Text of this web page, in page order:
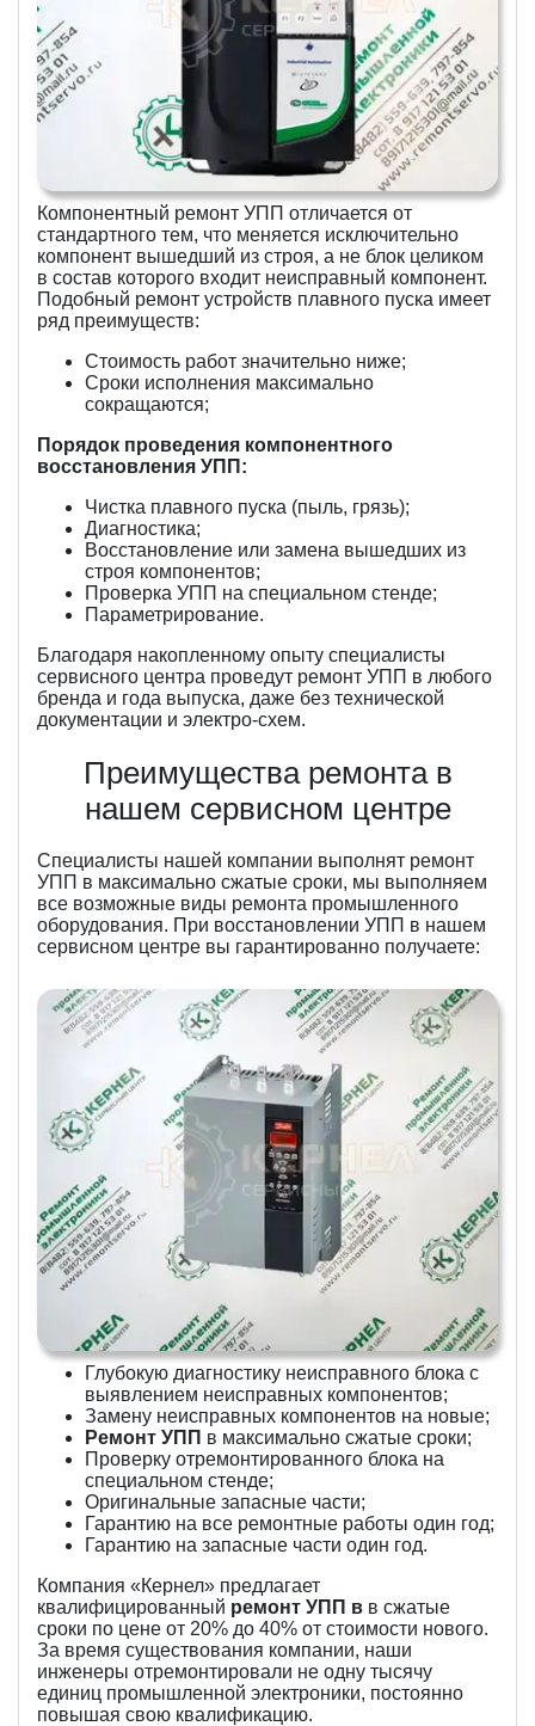
Компонентный ремонт УПП отличается от
стандартного тем, что меняется исключительно
компонент вышедший из строя, а не блок целиком
в состав которого входит неисправный компонент.
Подобный ремонт устройств плавного пуска имеет
ряд преимуществ:
Стоимость работ значительно ниже;
Сроки исполнения максимально
сокращаются;
Порядок проведения компонентного
восстановления УПП:
Чистка плавного пуска (пыль, грязь);
Диагностика;
Восстановление или замена вышедших из
строя компонентов;
Проверка УПП на специальном стенде;
Параметрирование.
Благодаря накопленному опыту специалисты
сервисного центра проведут ремонт УПП в любого
бренда и года выпуска, даже без технической
документации и электро-схем.
Преимущества ремонта в
нашем сервисном центре
Специалисты нашей компании выполнят ремонт
УПП в максимально сжатые сроки, мы выполняем
все возможные виды ремонта промышленного
оборудования. При восстановлении УПП в нашем
сервисном центре вы гарантированно получаете:
Глубокую диагностику неисправного блока с
выявлением неисправных компонентов;
Замену неисправных компонентов на новые;
Ремонт УПП в максимально сжатые сроки;
Проверку отремонтированного блока на
специальном стенде;
Оригинальные запасные части;
Гарантию на все ремонтные работы один год;
Гарантию на запасные части один год.
Компания «Кернел» предлагает
квалифицированный ремонт УПП в в сжатые
сроки по цене от 20% до 40% от стоимости нового.
За время существования компании, наши
инженеры отремонтировали не одну тысячу
единиц промышленной электроники, постоянно
повышая свою квалификацию.